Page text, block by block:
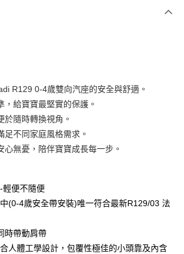
付」】
收到商品之後才付款」的支付方式。 讓您購物簡單
，簡訊認證，即可結帳。
服務後，再付款。
結帳流程】
先享後付」後，將跳轉至「AFTEE先享後付」
將收到繳費通知簡訊。
後14天內，點擊此簡訊中的連結，可透過四大超商／
含以上)免運費
含以上)免運費
R129 0-4歲雙向汽座的安全與舒適。
，給寶寶最堅實的保護。
於隨時轉換視角。
足不同家庭風格需求。
心無憂，陪伴寶寶成長每一步。
輕便不隨便
(0-4歲安全帶安裝)唯一符合最新R129/03 法
時帶動肩帶
人體工學設計，包覆性極佳的小頭靠及內含